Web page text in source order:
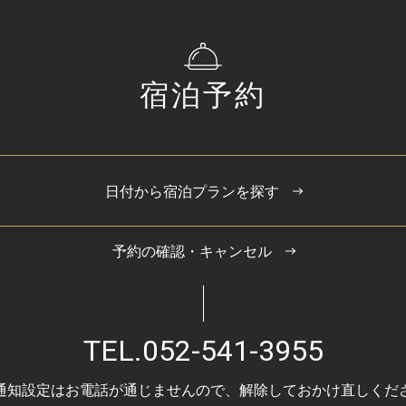
宿泊予約
日付から宿泊プランを探す
予約の確認・キャンセル
TEL.052-541-3955
設定はお電話が通じませんので、 解除しておかけ直しくだ